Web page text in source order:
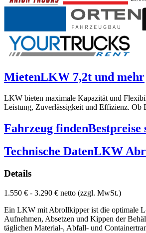
MietenLKW 7,2t und mehr
LKW bieten maximale Kapazität und
Leistung, Zuverlässigkeit und Effizienz. Ob
Fahrzeug findenBestpreise
Technische DatenLKW
Details
1.550 € - 3.290 € netto (zzgl. MwSt.)
Ein LKW mit Abrollkipper ist die optimale
Aufnehmen, Absetzen und Kippen der
täglichen Material-, Abfall- und